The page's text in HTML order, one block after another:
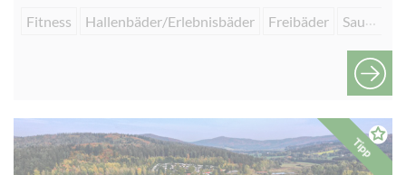
Fitness
Hallenbäder/Erlebnisbäder Freibäder Saunalandschaften
Tipp